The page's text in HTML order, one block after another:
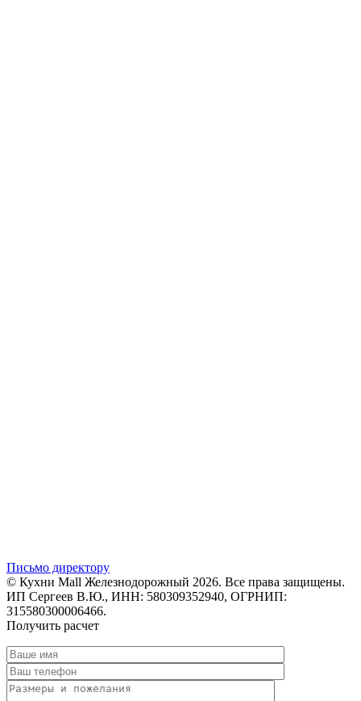
Письмо директору
© Кухни Mall Железнодорожный 2026. Все права защищены.
ИП Сергеев В.Ю., ИНН: 580309352940, ОГРНИП:
315580300006466.
Получить расчет